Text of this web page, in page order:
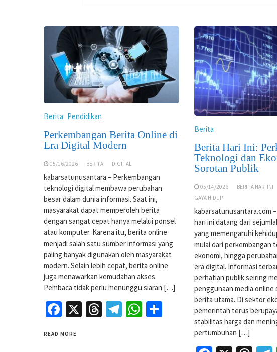
Berita Pendidikan
Perkembangan Berita Online di
Era Digital Modern
05/16/2026 BERITA DIGITAL
kabarsatunusantara – Perkembangan
teknologi digital membawa perubahan
besar dalam dunia informasi. Saat ini,
masyarakat dapat memperoleh berita
dengan sangat cepat hanya melalui ponsel
atau komputer. Karena itu, berita online
menjadi salah satu sumber informasi yang
paling banyak digunakan oleh masyarakat
modern. Selain lebih cepat, berita online
juga menawarkan kemudahan akses.
Pembaca tidak perlu menunggu siaran […]
Facebook
X Threads
Telegram
WhatsApp
Share
READ MORE
Berita
Berita Hari Ini:
Teknologi dan
Sorotan Publik
05/14/2026 BERITA HARI INI
GAYA HIDUP
kabarsatunusantara.com
hari ini datang dari
yang memengaruhi
mulai dari perkembangan
ekonomi, hingga
era digital. Informasi
perhatian publik seiring
penggunaan media online
berita utama. Di sektor
pemerintah terus
stabilitas harga dan
pertumbuhan […]